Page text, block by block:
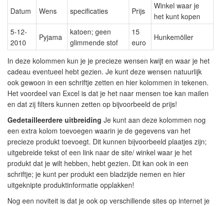
Datum Wens specificaties Prijs
Winkel waar je
het kunt kopen
5-12-
2010
Pyjama
katoen; geen
glimmende stof
15
euro
Hunkemöller
In deze kolommen kun je je precieze wensen kwijt en waar je het
cadeau eventueel hebt gezien. Je kunt deze wensen natuurlijk
ook gewoon in een schriftje zetten en hier kolommen in tekenen.
Het voordeel van Excel is dat je het naar mensen toe kan mailen
en dat zij filters kunnen zetten op bijvoorbeeld de prijs!
Gedetailleerdere uitbreiding Je kunt aan deze kolommen nog
een extra kolom toevoegen waarin je de gegevens van het
precieze produkt toevoegt. Dit kunnen bijvoorbeeld plaatjes zijn;
uitgebreide tekst of een link naar de site/ winkel waar je het
produkt dat je wilt hebben, hebt gezien. Dit kan ook in een
schriftje; je kunt per produkt een bladzijde nemen en hier
uitgeknipte produktinformatie opplakken!
Nog een noviteit is dat je ook op verschillende sites op internet je